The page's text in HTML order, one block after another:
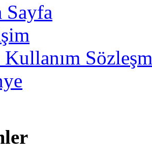
Sayfa
Kullanım